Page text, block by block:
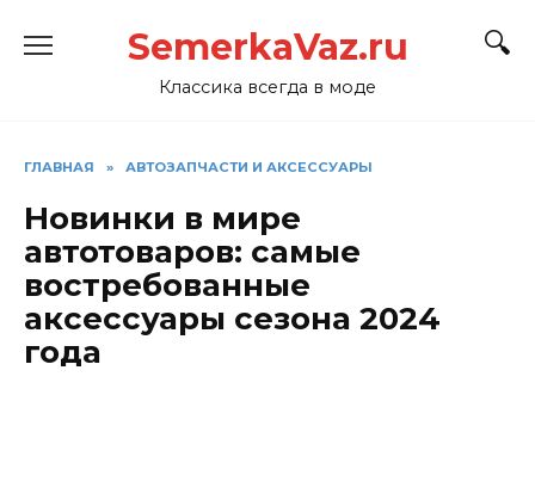
SemerkaVaz.ru
Классика всегда в моде
ГЛАВНАЯ » АВТОЗАПЧАСТИ И АКСЕССУАРЫ
Новинки в мире
автотоваров: самые
востребованные
аксессуары сезона 2024
года